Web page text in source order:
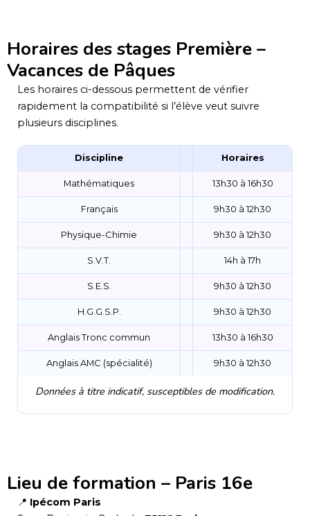
Horaires des stages Première –
Vacances de Pâques
Les horaires ci-dessous permettent de vérifier
rapidement la compatibilité si l’élève veut suivre
plusieurs disciplines.
Discipline Horaires
Mathématiques 13h30 à 16h30
Français 9h30 à 12h30
Physique-Chimie 9h30 à 12h30
S.V.T. 14h à 17h
S.E.S. 9h30 à 12h30
H.G.G.S.P. 9h30 à 12h30
Anglais Tronc commun 13h30 à 16h30
Anglais AMC (spécialité) 9h30 à 12h30
Données à titre indicatif, susceptibles de modification.
Lieu de formation – Paris 16e
📍 Ipécom Paris